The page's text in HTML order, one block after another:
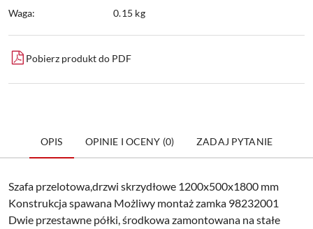
Waga: 0.15 kg
Pobierz produkt do PDF
OPIS OPINIE I OCENY (0) ZADAJ PYTANIE
Szafa przelotowa,drzwi skrzydłowe 1200x500x1800 mm
Konstrukcja spawana Możliwy montaż zamka 98232001
Dwie przestawne półki, środkowa zamontowana na stałe